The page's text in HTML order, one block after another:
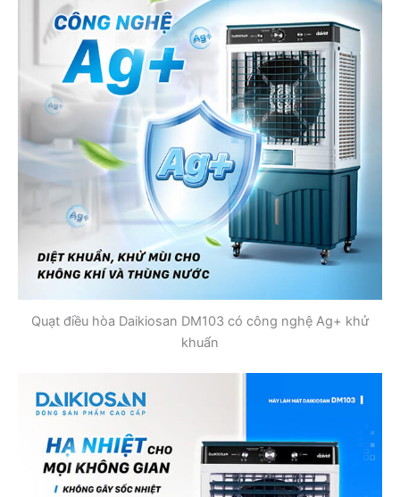
Quạt điều hòa Daikiosan DM103 có công nghệ Ag+ khử
khuẩn